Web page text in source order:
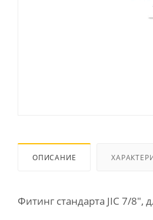
ОПИСАНИЕ
Фитинг стандарта JIC 7/